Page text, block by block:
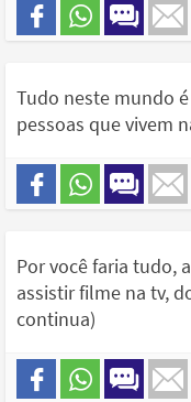
Tudo neste mundo
pessoas que vivem
Por você faria tudo,
assistir filme na tv,
continua)